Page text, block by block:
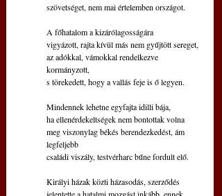
szövetséget, nem mai értelemben országot.
A főhatalom a kizárólagosságára
vigyázott, rajta kívül más nem gyűjtött sereget,
az adókkal, vámokkal rendelkezve
kormányzott,
s törekedett, hogy a vallás feje is ő legyen.
Mindennek lehetne egyfajta idilli bája,
ha ellenérdekeltségek nem bontottak volna
meg viszonylag békés berendezkedést, ám
legfeljebb
családi viszály, testvérharc bűne fordult elő.
Királyi házak közti házasodás, szerződés